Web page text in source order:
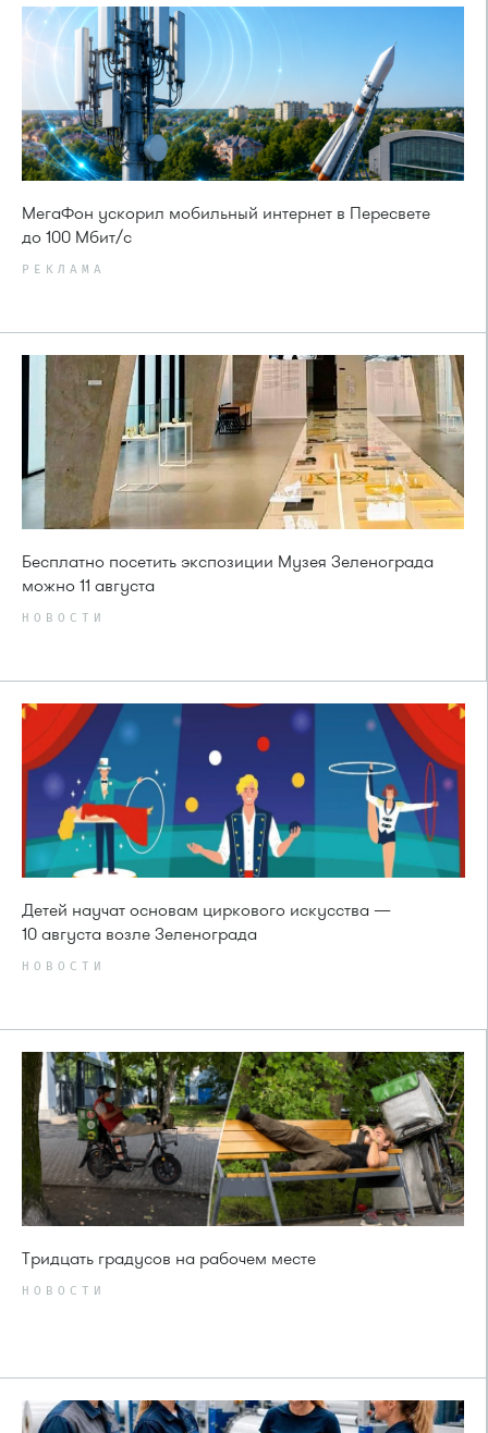
МегаФон ускорил мобильный интернет в Пересвете
до 100 Мбит/с
РЕКЛАМА
Бесплатно посетить экспозиции Музея Зеленограда
можно 11 августа
НОВОСТИ
Детей научат основам циркового искусства —
10 августа возле Зеленограда
НОВОСТИ
Тридцать градусов на рабочем месте
НОВОСТИ